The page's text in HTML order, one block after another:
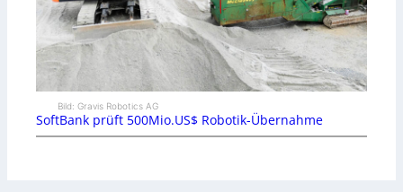
Bild: Gravis Robotics AG
SoftBank prüft 500Mio.US$ Robotik-Übernahme